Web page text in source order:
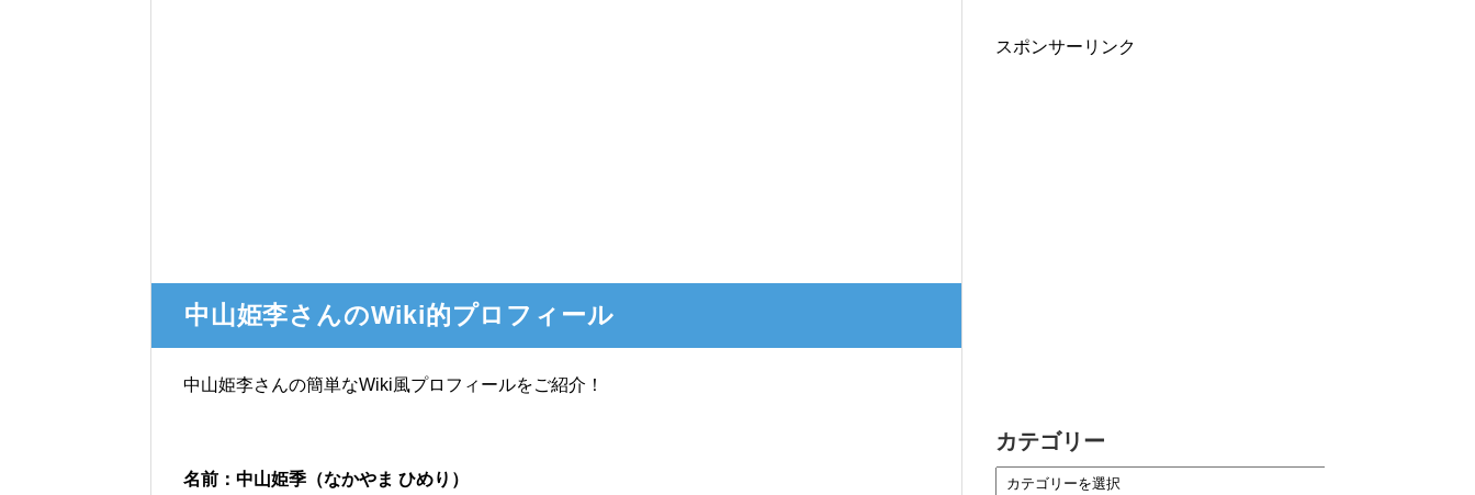
中山姫李さんのWiki的プロフィール
中山姫李さんの簡単なWiki風プロフィールをご紹介！
名前：中山姫季（なかやま ひめり）
スポンサーリンク
カテゴリー